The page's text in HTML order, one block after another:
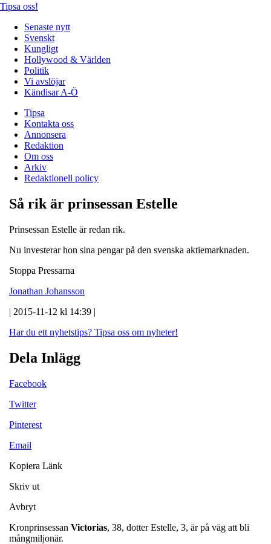
Tipsa oss!
Senaste nytt
Svenskt
Kungligt
Hollywood & Världen
Politik
Vi avslöjar
Kändisar A-Ö
Tipsa
Kontakta oss
Annonsera
Redaktion
Om oss
Arkiv
Redaktionell policy
Så rik är prinsessan Estelle
Prinsessan Estelle är redan rik.
Nu investerar hon sina pengar på den svenska aktiemarknaden.
Stoppa Pressarna
Jonathan Johansson
| 2015-11-12 kl 14:39 |
Har du ett nyhetstips? Tipsa oss om nyheter!
Dela Inlägg
Facebook
Twitter
Pinterest
Email
Kopiera Länk
Skriv ut
Avbryt
Kronprinsessan Victorias, 38, dotter Estelle, 3, är på väg att bli
mångmiljonär.